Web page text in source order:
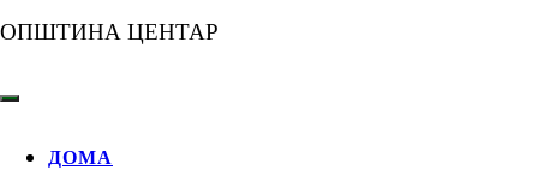
ОПШТИНА ЦЕНТАР
ДОМА